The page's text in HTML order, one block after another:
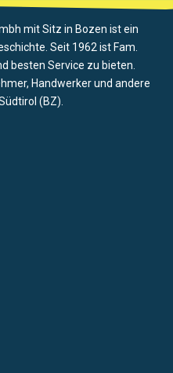
mit Sitz in Bozen ist ein
Seit 1962 ist Fam.
besten Service zu bieten.
Handwerker und andere
(BZ).